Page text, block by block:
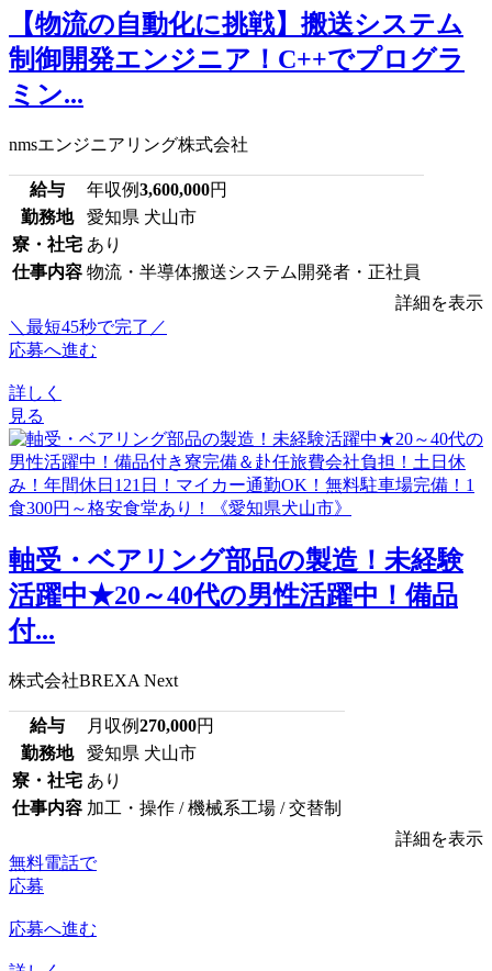
【物流の自動化に挑戦】搬送システム
制御開発エンジニア！C++でプログラ
ミン...
nmsエンジニアリング株式会社
給与 年収例3,600,000円
勤務地
愛知県 犬山市
寮・社宅 あり
仕事内容 物流・半導体搬送システム開発者・正社員
詳細を表示
＼最短45秒で完了／
応募へ進む
詳しく
見る
軸受・ベアリング部品の製造！未経験
活躍中★20～40代の男性活躍中！備品
付...
株式会社BREXA Next
給与 月収例270,000円
勤務地
愛知県 犬山市
寮・社宅 あり
仕事内容 加工・操作 / 機械系工場 / 交替制
詳細を表示
無料電話で
応募
応募へ進む